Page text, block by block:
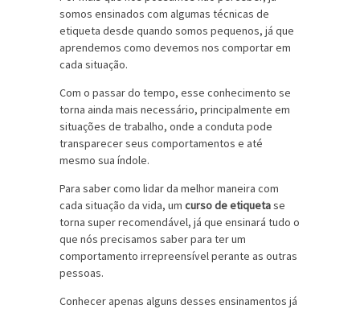
somos ensinados com algumas técnicas de
etiqueta desde quando somos pequenos, já que
aprendemos como devemos nos comportar em
cada situação.
Com o passar do tempo, esse conhecimento se
torna ainda mais necessário, principalmente em
situações de trabalho, onde a conduta pode
transparecer seus comportamentos e até
mesmo sua índole.
Para saber como lidar da melhor maneira com
cada situação da vida, um curso de etiquetase
torna super recomendável, já que ensinará tudo o
que nós precisamos saber para ter um
comportamento irrepreensível perante as outras
pessoas.
Conhecer apenas alguns desses ensinamentos já